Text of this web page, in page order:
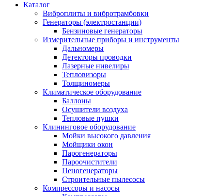
Каталог
Виброплиты и вибротрамбовки
Генераторы (электростанции)
Бензиновые генераторы
Измерительные приборы и инструменты
Дальномеры
Детекторы проводки
Лазерные нивелиры
Тепловизоры
Толщиномеры
Климатическое оборудование
Баллоны
Осушители воздуха
Тепловые пушки
Клининговое оборудование
Мойки высокого давления
Мойщики окон
Парогенераторы
Пароочистители
Пеногенераторы
Строительные пылесосы
Компрессоры и насосы